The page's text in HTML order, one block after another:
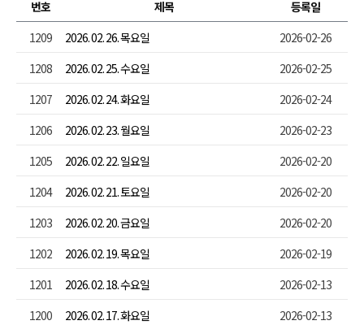
번호
제목
등록일
1209
2026. 02. 26. 목요일
2026-02-26
1208
2026. 02. 25. 수요일
2026-02-25
1207
2026. 02. 24. 화요일
2026-02-24
1206
2026. 02. 23. 월요일
2026-02-23
1205
2026. 02. 22. 일요일
2026-02-20
1204
2026. 02. 21. 토요일
2026-02-20
1203
2026. 02. 20. 금요일
2026-02-20
1202
2026. 02. 19. 목요일
2026-02-19
1201
2026. 02. 18. 수요일
2026-02-13
1200
2026. 02. 17. 화요일 2026-02-13